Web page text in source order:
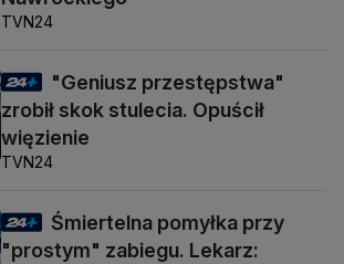
TVN24
"Geniusz przestępstwa"
zrobił skok stulecia. Opuścił
więzienie
TVN24
Śmiertelna pomyłka przy
"prostym" zabiegu. Lekarz: